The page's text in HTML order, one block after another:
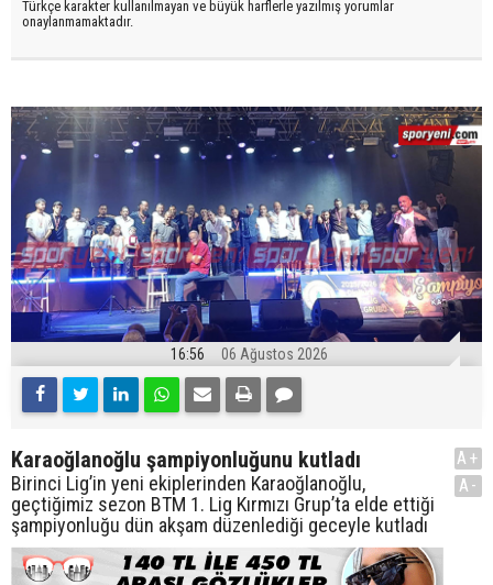
Türkçe karakter kullanılmayan ve büyük harflerle yazılmış yorumlar
onaylanmamaktadır.
16:56 06 Ağustos 2026
Karaoğlanoğlu şampiyonluğunu kutladı
Birinci Lig’in yeni ekiplerinden Karaoğlanoğlu,
geçtiğimiz sezon BTM 1. Lig Kırmızı Grup’ta elde ettiği
şampiyonluğu dün akşam düzenlediği geceyle kutladı
A+
A-